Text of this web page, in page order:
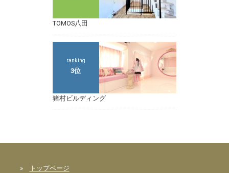
TOMOS八田
ranking
3位
猪村ビルディング
»
トップページ